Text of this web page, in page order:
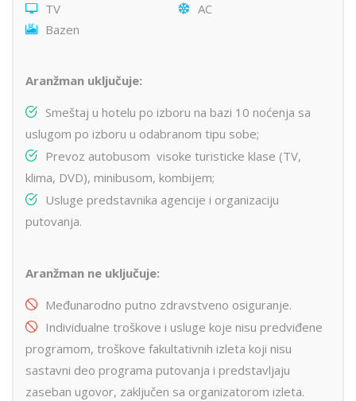
TV
AC
Bazen
Aranžman uključuje:
Smeštaj u hotelu po izboru na bazi 10 noćenja sa
uslugom po izboru u odabranom tipu sobe;
Prevoz autobusom visoke turisticke klase (TV,
klima, DVD), minibusom, kombijem;
Usluge predstavnika agencije i organizaciju
putovanja.
Aranžman ne uključuje:
Međunarodno putno zdravstveno osiguranje.
Individualne troškove i usluge koje nisu predviđene
programom, troškove fakultativnih izleta koji nisu
sastavni deo programa putovanja i predstavljaju
zaseban ugovor, zaključen sa organizatorom izleta.